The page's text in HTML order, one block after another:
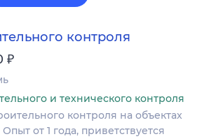
контроля
₽
и технического контроля
контроля на объектах
от 1 года, приветствуется